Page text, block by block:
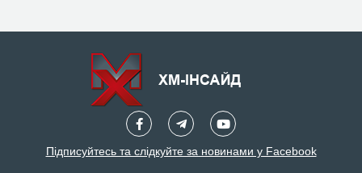
Підписуйтесь та слідкуйте за новинами у Facebook